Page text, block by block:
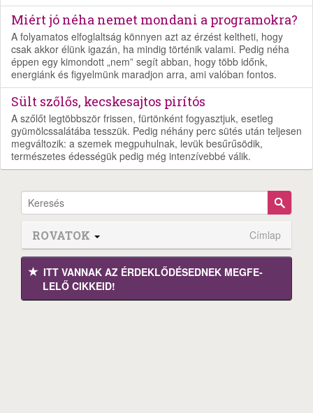
Miért jó néha nemet mondani a programokra?
A folyamatos elfoglaltság könnyen azt az érzést keltheti, hogy
csak akkor élünk igazán, ha mindig történik valami. Pedig néha
éppen egy kimondott „nem” segít abban, hogy több időnk,
energiánk és figyelmünk maradjon arra, ami valóban fontos.
Sült szőlős, kecskesajtos pirítós
A szőlőt legtöbbször frissen, fürtönként fogyasztjuk, esetleg
gyümölcssalátába tesszük. Pedig néhány perc sütés után teljesen
megváltozik: a szemek megpuhulnak, levük besűrűsödik,
természetes édességük pedig még intenzívebbé válik.
ROVATOK Címlap
ITT VANNAK AZ ÉRDEK­LŐDÉ­SEDNEK MEGFE­
LELŐ CIKKEID!